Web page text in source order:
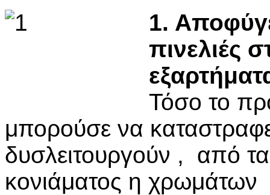
1.
πινελιές
Τόσο το
μπορούσε να
δυσλειτουργούν , από
κονιάματος η χρωμάτων